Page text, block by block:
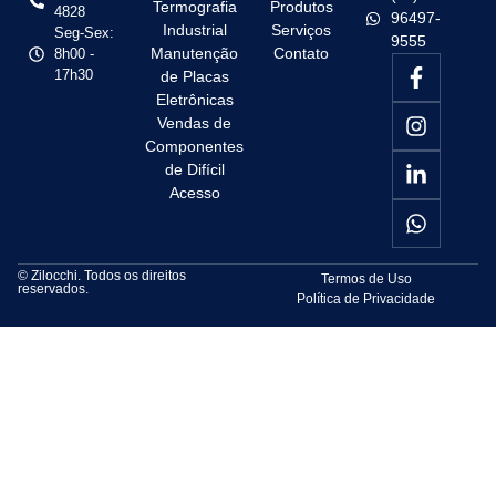
4828
Seg-Sex:
8h00 -
17h30
Termografia
Industrial
Manutenção
de Placas
Eletrônicas
Vendas de
Componentes
de Difícil
Acesso
Produtos
Serviços
Contato
96497-
9555
© Zilocchi. Todos os direitos
reservados.
Termos de Uso
Política de Privacidade